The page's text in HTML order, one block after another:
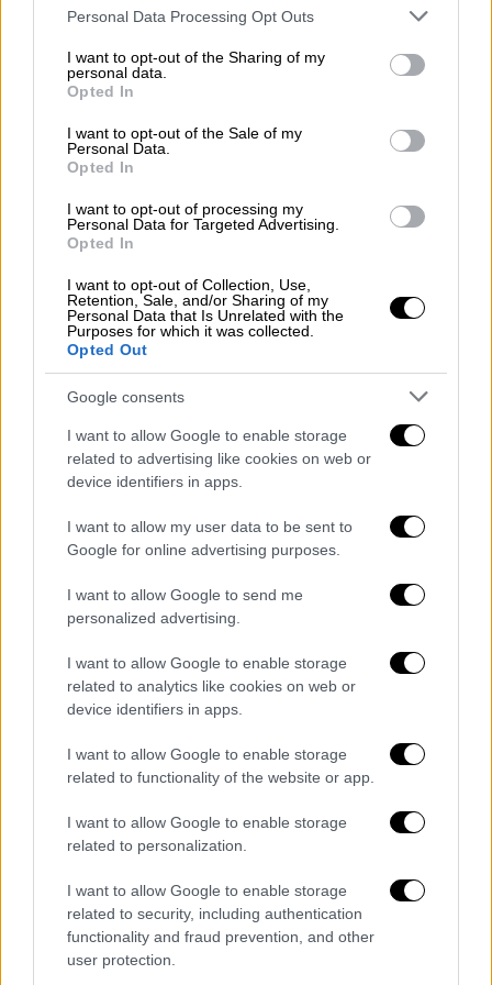
Please note that this website/app uses one or more Google
not limited to your visit or usage behaviour. You may click to
grant or deny consent to Google and its third-party tags to
use your data for below specified purposes in below Google
consent section.
Personal Data Processing Opt Outs
I want to opt-out of the Sharing of my
personal data.
Opted In
I want to opt-out of the Sale of my
Personal Data.
Opted In
I want to opt-out of processing my
Personal Data for Targeted Advertising.
Opted In
I want to opt-out of Collection, Use,
Retention, Sale, and/or Sharing of my
Personal Data that Is Unrelated with the
Purposes for which it was collected.
Opted Out
Google consents
I want to allow Google to enable storage
related to advertising like cookies on web or
device identifiers in apps.
I want to allow my user data to be sent to
Google for online advertising purposes.
I want to allow Google to send me
personalized advertising.
I want to allow Google to enable storage
related to analytics like cookies on web or
device identifiers in apps.
I want to allow Google to enable storage
related to functionality of the website or app.
I want to allow Google to enable storage
related to personalization.
I want to allow Google to enable storage
related to security, including authentication
functionality and fraud prevention, and other
user protection.
Ο 21χρονος δράστης/ Υπουργείο Εσωτερικών Σερβίας
υπόπτου μετείχαν περίπου600 Σέρβοι
αστυνομικοίκαι μέλη της ειδικής
αντιτρομοκρατικής μονάδας και της
χωροφυλακής, σύμφωνα με το κρατικό
δίκτυο RTS, το οποίο πρόσθεσε ότι
χρησιμοποιήθηκαν επίσης ελικόπτερο, μη
επανδρωμένα αεροσκάφη και ότι
κινητοποιήθηκαν πολλές περίπολοι της
αστυνομίας για να εντοπιστεί ο δράστης.
iz Mladenovca
pic.twitter.com/3eTOrAeyHu
— Biljana (@biljanicaaa)May 4, 2023
Πλήρη αφοπλισμό προτείνει ο
Βούτσις
Βούτσιτςανακοίνωσε σήμερα δέσμη
αυστηρών μέτρων για τη βελτίωση του
ελέγχου των όπλων και την ενίσχυση της
ασφάλειας στα σχολεία της βαλκανικής
χώρας μετά τα δύο μακελειά αυτήν την
εβδομάδα που στοίχισαν τη ζωή σε συνολικά